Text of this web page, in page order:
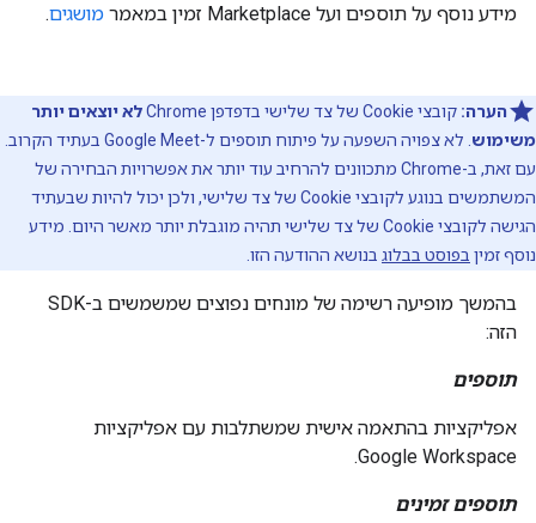
מידע נוסף על תוספים ועל Marketplace זמין במאמר מושגים.
הערה: קובצי Cookie של צד שלישי בדפדפן Chrome
לא יוצאים יותר
משימוש
. לא צפויה השפעה על פיתוח תוספים ל-Google Meet בעתיד הקרוב.
עם זאת, ב-Chrome מתכוונים להרחיב עוד יותר את אפשרויות הבחירה של
המשתמשים בנוגע לקובצי Cookie של צד שלישי, ולכן יכול להיות שבעתיד
הגישה לקובצי Cookie של צד שלישי תהיה מוגבלת יותר מאשר היום. מידע
נוסף זמין בפוסט בבלוג בנושא ההודעה הזו.
בהמשך מופיעה רשימה של מונחים נפוצים שמשמשים ב-SDK
הזה:
תוספים
אפליקציות בהתאמה אישית שמשתלבות עם אפליקציות
Google Workspace.
תוספים זמינים